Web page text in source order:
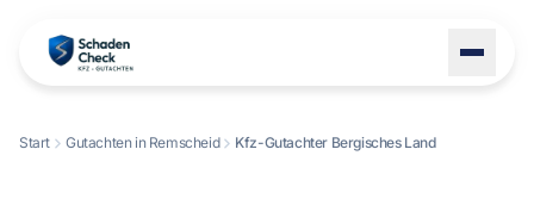
Start Gutachten in Remscheid Kfz-Gutachter Bergisches Land